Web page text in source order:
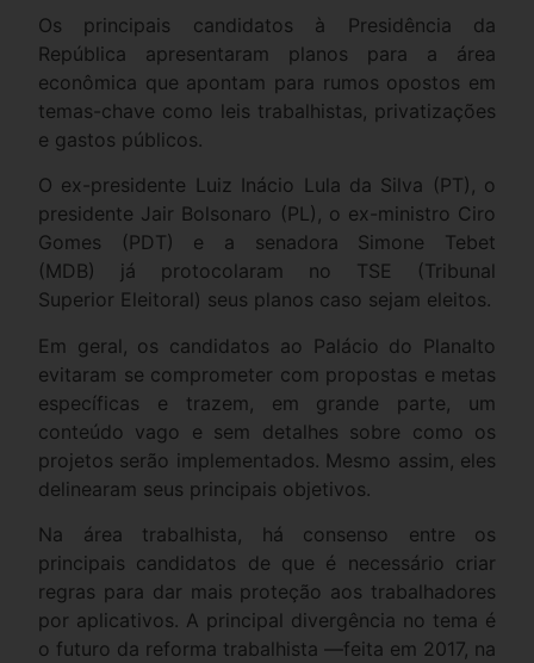
Os principais candidatos à Presidência da
República apresentaram planos para a área
econômica que apontam para rumos opostos em
temas-chave como leis trabalhistas, privatizações
e gastos públicos.
O ex-presidente Luiz Inácio Lula da Silva (PT), o
presidente Jair Bolsonaro (PL), o ex-ministro Ciro
Gomes (PDT) e a senadora Simone Tebet
(MDB) já protocolaram no TSE (Tribunal
Superior Eleitoral) seus planos caso sejam eleitos.
Em geral, os candidatos ao Palácio do Planalto
evitaram se comprometer com propostas e metas
específicas e trazem, em grande parte, um
conteúdo vago e sem detalhes sobre como os
projetos serão implementados. Mesmo assim, eles
delinearam seus principais objetivos.
Na área trabalhista, há consenso entre os
principais candidatos de que é necessário criar
regras para dar mais proteção aos trabalhadores
por aplicativos. A principal divergência no tema é
o futuro da reforma trabalhista —feita em 2017, na